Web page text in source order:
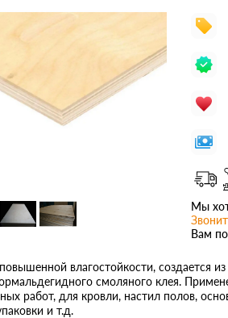
Мы
Вам
влагостойкости, создается
смоляного клея.
работ, для кровли, настил полов,
и т.д.